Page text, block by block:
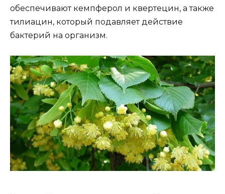
обеспечивают кемпферол и квертецин, а также
тилиацин, который подавляет действие
бактерий на организм.